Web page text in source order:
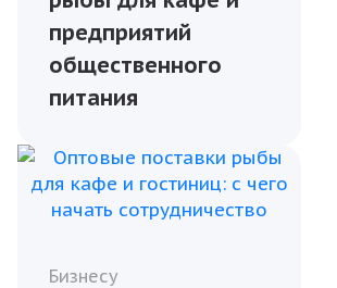
предприятий
общественного
питания
Бизнесу